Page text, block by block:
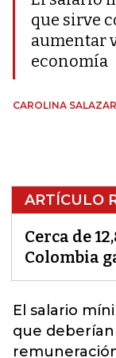
que sirve
aumentar
economía
CAROLINA
ARTÍCULO
Cerca de
Colombia
El salario
que